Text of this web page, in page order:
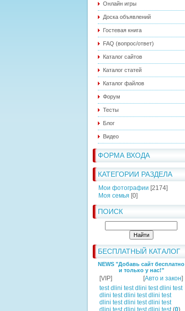
Онлайн игры
Доска объявлений
Гостевая книга
FAQ (вопрос/ответ)
Каталог сайтов
Каталог статей
Каталог файлов
Форум
Тесты
Блог
Видео
ФОРМА ВХОДА
КАТЕГОРИИ РАЗДЕЛА
Мои фотографии [2174]
Моя семья [0]
ПОИСК
БЕСПЛАТНЫЙ КАТАЛОГ
NEWS "Добавь сайт бесплатно
и только у нас!"
[VIP] [Авто и закон]
test dlini test dlini test dlini test
dlini test dlini test dlini test
dlini test dlini test dlini test
dlini test dlini test dlini test (0)